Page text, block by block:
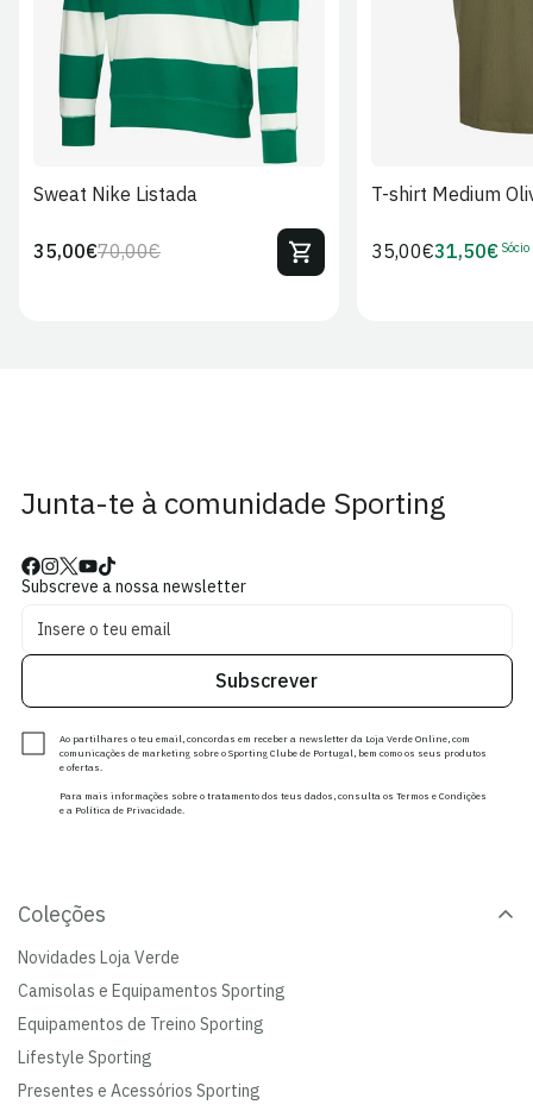
Sweat Nike Listada
Preço
70,00€Preço
35,00€
T-shirt Medium
Preço
35,00€Preço
31,50€ Sócio
Junta-te à comunidade Sporting
Subscreve a nossa newsletter
Subscrever
Ao partilhares o teu email, concordas em receber a newsletter da Loja Verde Online, com
comunicações de marketing sobre o Sporting Clube de Portugal, bem como os seus produtos
e ofertas.
Para mais informações sobre o tratamento dos teus dados, consulta os Termos e Condições
e a Política de Privacidade.
Coleções
Novidades Loja Verde
Camisolas e Equipamentos Sporting
Equipamentos de Treino Sporting
Lifestyle Sporting
Presentes e Acessórios Sporting